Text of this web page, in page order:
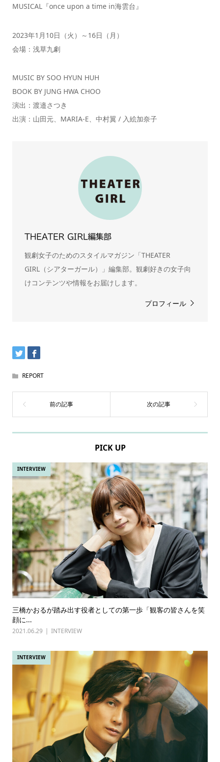
MUSICAL『once upon a time in海雲台』
2023年1月10日（火）～16日（月）
会場：浅草九劇
MUSIC BY SOO HYUN HUH
BOOK BY JUNG HWA CHOO
演出：渡邉さつき
出演：山田元、MARIA-E、中村翼 / 入絵加奈子
THEATER GIRL編集部
観劇女子のためのスタイルマガジン「THEATER
GIRL（シアターガール）」編集部。観劇好きの女子向
けコンテンツや情報をお届けします。
プロフィール
REPORT
PICK UP
INTERVIEW
三橋かおるが踏み出す役者としての第一歩「観客の皆さんを笑
顔に...
2021.06.29 INTERVIEW
INTERVIEW